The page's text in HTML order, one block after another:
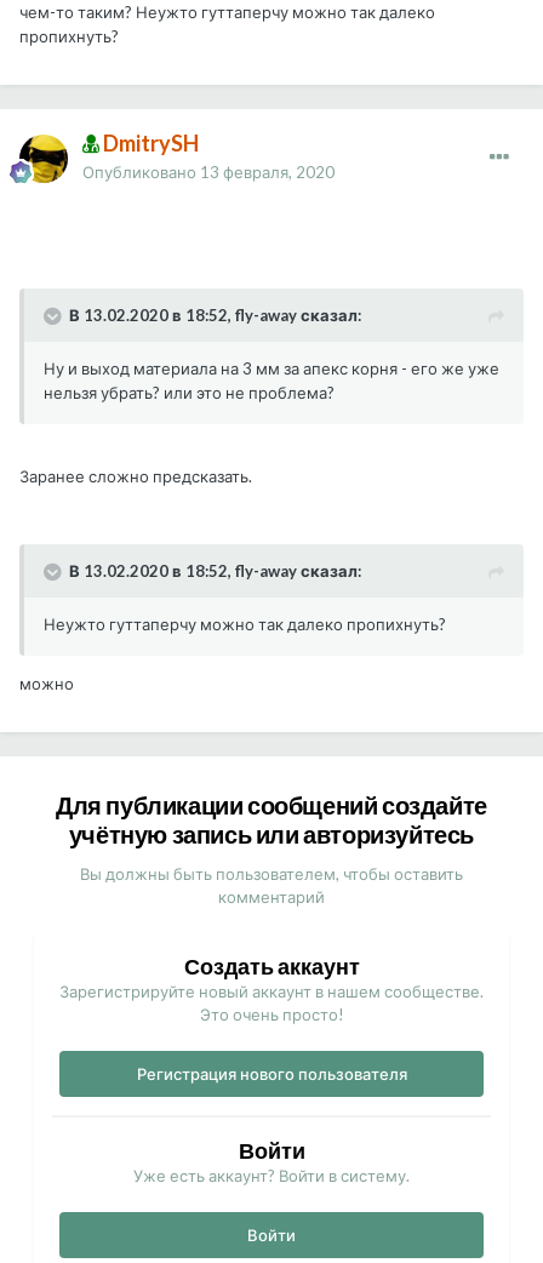
чем-то таким? Неужто гуттаперчу можно так далеко
пропихнуть?
DmitrySH
Опубликовано 13 февраля, 2020
В 13.02.2020 в 18:52, fly-away сказал:
Ну и выход материала на 3 мм за апекс корня - его же уже
нельзя убрать? или это не проблема?
Заранее сложно предсказать.
В 13.02.2020 в 18:52, fly-away сказал:
Неужто гуттаперчу можно так далеко пропихнуть?
можно
Для публикации сообщений создайте
учётную запись или авторизуйтесь
Вы должны быть пользователем, чтобы оставить
комментарий
Создать аккаунт
Зарегистрируйте новый аккаунт в нашем сообществе.
Это очень просто!
Регистрация нового пользователя
Войти
Уже есть аккаунт? Войти в систему.
Войти